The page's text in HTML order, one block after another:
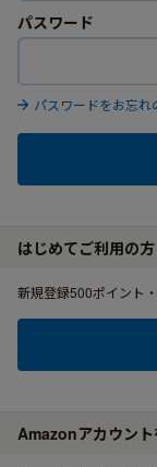
パスワード
パスワードをお忘れ
はじめてご利用の方
新規登録500ポイント
Amazonアカウン